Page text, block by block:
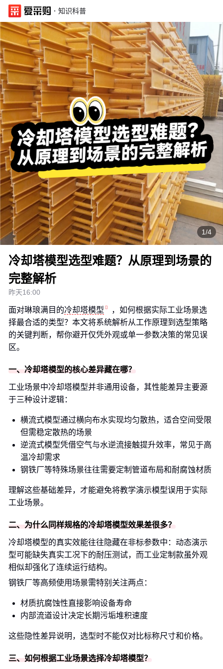
· 知识科普
1/4
冷却塔模型选型难题？从原理到场景的
完整解析
昨天16:00
面对琳琅满目的冷却塔模型
，如何根据实际工业场景选
择最合适的类型？本文将系统解析从工作原理到选型策略
的关键判断，帮你避开仅凭外观或单一参数决策的常见误
区。
一、冷却塔模型的核心差异藏在哪？
工业场景中冷却塔模型并非通用设备，其性能差异主要源
于三种设计逻辑：
横流式模型通过横向布水实现均匀散热，适合空间受限
但需稳定散热的场景
逆流式模型凭借空气与水逆流接触提升效率，常见于高
温冷却需求
钢铁厂等特殊场景往往需要定制管道布局和耐腐蚀材质
理解这些基础差异，才能避免将教学演示模型误用于实际
工业场景。
二、为什么同样规格的冷却塔模型效果差很多？
冷却塔模型的真实效能往往隐藏在非标参数中：动态演示
型可能缺失真实工况下的耐压测试，而工业定制款虽外观
相似却强化了连续运行结构。
钢铁厂等高频使用场景需特别关注两点：
材质抗腐蚀性直接影响设备寿命
内部流道设计决定长期污垢堆积速度
这些隐性差异说明，选型时不能仅对比标称尺寸和价格。
三、如何根据工业场景选择冷却塔模型？